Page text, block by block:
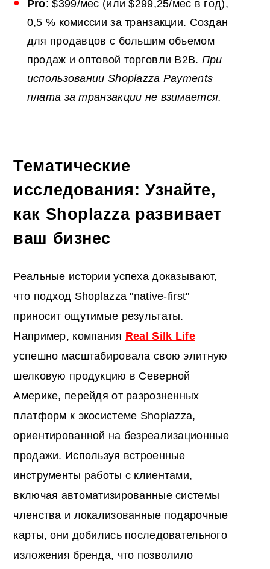
Pro: $399/мес (или $299,25/мес в год),
0,5 % комиссии за транзакции. Создан
для продавцов с большим объемом
продаж и оптовой торговли B2B. При
использовании Shoplazza Payments
плата за транзакции не взимается.
Тематические
исследования: Узнайте,
как Shoplazza развивает
ваш бизнес
Реальные истории успеха доказывают,
что подход Shoplazza "native-first"
приносит ощутимые результаты.
Например, компания Real Silk Life
успешно масштабировала свою элитную
шелковую продукцию в Северной
Америке, перейдя от разрозненных
платформ к экосистеме Shoplazza,
ориентированной на безреализационные
продажи. Используя встроенные
инструменты работы с клиентами,
включая автоматизированные системы
членства и локализованные подарочные
карты, они добились последовательного
изложения бренда, что позволило